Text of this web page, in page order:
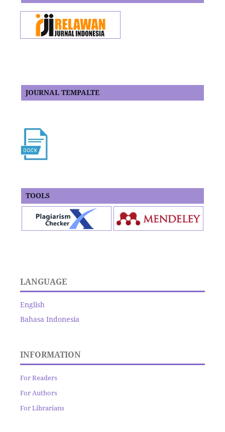
JOURNAL TEMPALTE
TOOLS
LANGUAGE
English
Bahasa Indonesia
INFORMATION
For Readers
For Authors
For Librarians